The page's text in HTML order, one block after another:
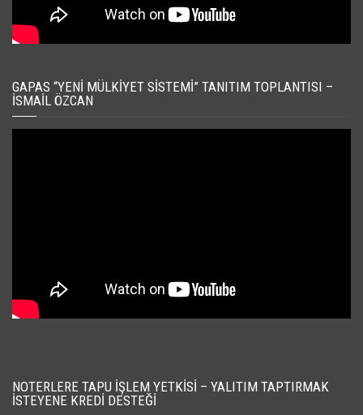
GAPAS “YENI MÜLKIYET SISTEMI” TANITIM TOPLANTISI –
İSMAIL ÖZCAN
NOTERLERE TAPU İŞLEM YETKISI – YALITIM TAPTIRMAK
İSTEYENE KREDI DESTEĞI